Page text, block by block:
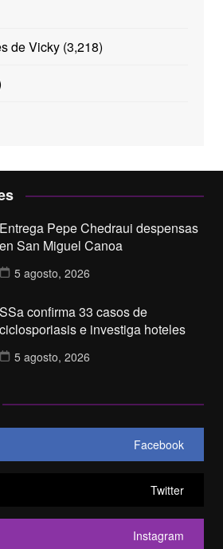
de Vicky(3,218)
Entrega Pepe Chedraui despensas
en San Miguel Canoa
5 agosto, 2026
SSa confirma 33 casos de
ciclosporiasis e investiga hoteles
5 agosto, 2026
Facebook
Twitter
Instagram